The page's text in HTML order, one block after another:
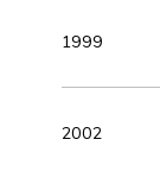
1999
2002